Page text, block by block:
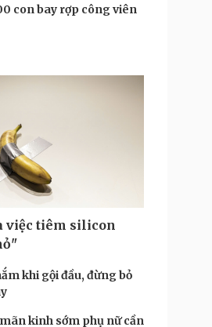
con bay rợp công viên
việc tiêm silicon
khi gội đầu, đừng bỏ
kinh sớm phụ nữ cần